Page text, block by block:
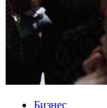
Бизнес